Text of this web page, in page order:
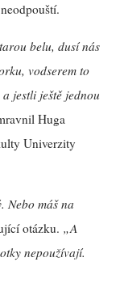
belu, dusí nás
vodserem to
jestli ještě jednou
Huga
Univerzity
Nebo máš na
otázku. „A
nepoužívají.